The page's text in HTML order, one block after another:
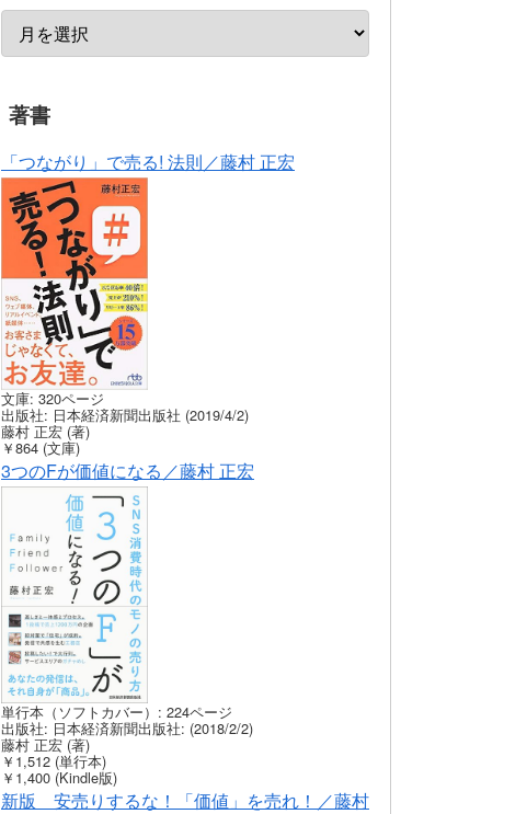
著書
「つながり」で売る! 法則／藤村 正宏
文庫: 320ページ
出版社: 日本経済新聞出版社 (2019/4/2)
藤村 正宏 (著)
￥864 (文庫)
3つのFが価値になる／藤村 正宏
単行本（ソフトカバー）: 224ページ
出版社: 日本経済新聞出版社: (2018/2/2)
藤村 正宏 (著)
￥1,512 (単行本)
￥1,400 (Kindle版)
新版 安売りするな！「価値」を売れ！／藤村